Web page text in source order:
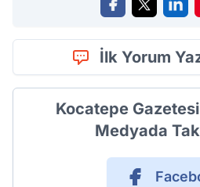
İlk Yorum
Kocatepe
Medyada